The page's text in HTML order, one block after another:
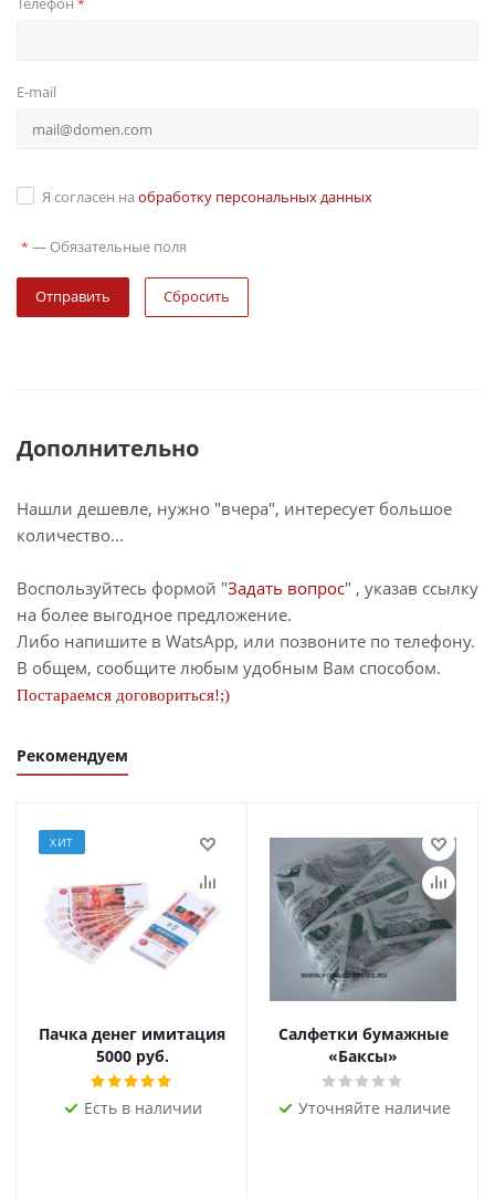
*
E-mail
Я согласен на обработку персональных данных
* — Обязательные поля
Сбросить
Дополнительно
Нашли дешевле, нужно "вчера", интересует большое
количество...
Воспользуйтесь формой "Задать вопрос" , указав ссылку
на более выгодное предложение.
Либо напишите в WatsApp, или позвоните по телефону.
В общем, сообщите любым удобным Вам способом.
Постараемся договориться!;)
Рекомендуем
ХИТ
Пачка денег имитация
5000 руб.
Есть в наличии
Салфетки бумажные
«Баксы»
Уточняйте наличие